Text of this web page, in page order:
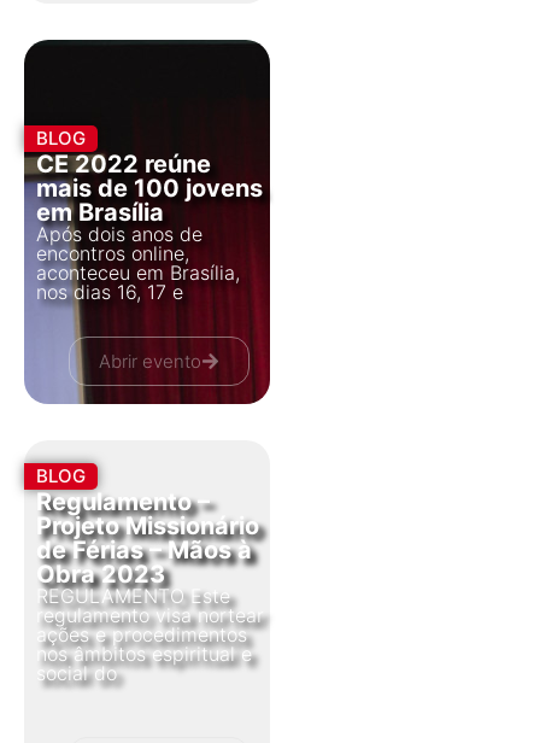
BLOG
CE 2022 reúne
mais de 100 jovens
em Brasília
Após dois anos de
encontros online,
aconteceu em Brasília,
nos dias 16, 17 e
Abrir evento
BLOG
Regulamento –
Projeto Missionário
de Férias – Mãos à
Obra 2023
REGULAMENTO Este
regulamento visa nortear
ações e procedimentos
nos âmbitos espiritual e
social do